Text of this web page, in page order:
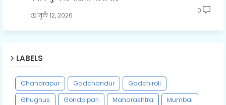
जुलै १२, २०२६
0
LABELS
Chandrapur Gadchandur
Gadchiroli
Ghughus
Gondpipari Maharashtra
Mumbai